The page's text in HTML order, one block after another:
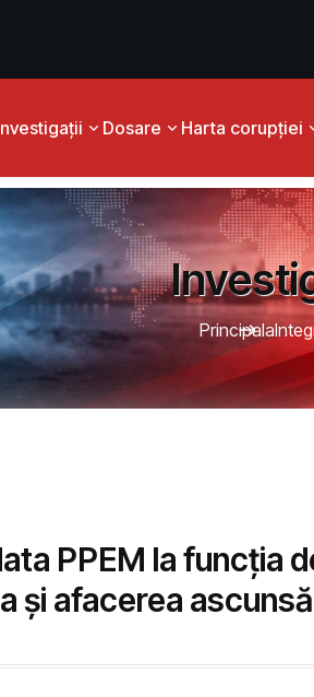
Dosare Harta corupției
Principala
PPEM la funcția
și afacerea ascunsă